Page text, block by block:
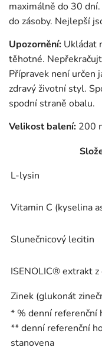
maximálně do 30
do zásoby. Nejlepší
Upozornění: Ukládat
těhotné.
Přípravek není určen
zdravý životní styl.
spodní straně obalu.
Velikost balení: 200
L-lysin
Vitamin C (kyselina
Slunečnicový lecitin
ISENOLIC® extrakt
Zinek (glukonát
* % denní referenční
** denní referenční
stanovena